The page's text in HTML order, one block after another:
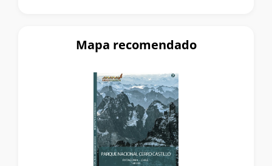
Mapa recomendado